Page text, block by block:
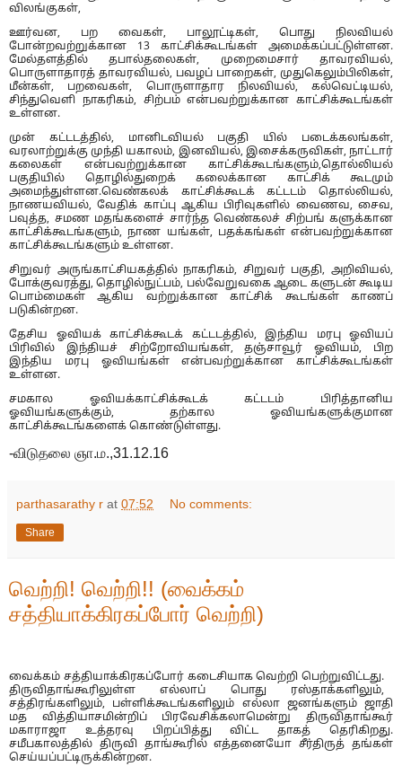
விலங்குகள்,
ஊர்வன, பற வைகள், பாலூட்டிகள், பொது நிலவியல்
போன்றவற்றுக்கான 13 காட்சிக்கூடங்கள் அமைக்கப்பட்டுள்ளன.
மேல்தளத்தில் தபால்தலைகள், முறைமைசார் தாவரவியல்,
பொருளாதாரத் தாவரவியல், பவழப் பாறைகள், முதுகெலும்பிலிகள்,
மீன்கள், பறவைகள், பொருளாதார நிலவியல், கல்வெட்டியல்,
சிந்துவெளி நாகரிகம், சிற்பம் என்பவற்றுக்கான காட்சிக்கூடங்கள்
உள்ளன.
முன் கட்டடத்தில், மானிடவியல் பகுதி யில் படைக்கலங்கள்,
வரலாற்றுக்கு முந்தி யகாலம், இனவியல், இசைக்கருவிகள், நாட்டார்
கலைகள் என்பவற்றுக்கான காட்சிக்கூடங்களும்,தொல்லியல்
பகுதியில் தொழில்துறைக் கலைக்கான காட்சிக் கூடமும்
அமைந்துள்ளன.வெண்கலக் காட்சிக்கூடக் கட்டடம் தொல்லியல்,
நாணயவியல், வேதிக் காப்பு ஆகிய பிரிவுகளில் வைணவ, சைவ,
பவுத்த, சமண மதங்களைச் சார்ந்த வெண்கலச் சிற்பங் களுக்கான
காட்சிக்கூடங்களும், நாண யங்கள், பதக்கங்கள் என்பவற்றுக்கான
காட்சிக்கூடங்களும் உள்ளன.
சிறுவர் அருங்காட்சியகத்தில் நாகரிகம், சிறுவர் பகுதி, அறிவியல்,
போக்குவரத்து, தொழில்நுட்பம், பல்வேறுவகை ஆடை களுடன் கூடிய
பொம்மைகள் ஆகிய வற்றுக்கான காட்சிக் கூடங்கள் காணப்
படுகின்றன.
தேசிய ஓவியக் காட்சிக்கூடக் கட்டடத்தில், இந்திய மரபு ஓவியப்
பிரிவில் இந்தியச் சிற்றோவியங்கள், தஞ்சாவூர் ஓவியம், பிற
இந்திய மரபு ஓவியங்கள் என்பவற்றுக்கான காட்சிக்கூடங்கள்
உள்ளன.
சமகால ஓவியக்காட்சிக்கூடக் கட்டடம் பிரித்தானிய
ஓவியங்களுக்கும், தற்கால ஓவியங்களுக்குமான
காட்சிக்கூடங்களைக் கொண்டுள்ளது.
-விடுதலை ஞா.ம.,31.12.16
parthasarathy r at 07:52 No comments:
Share
வெற்றி! வெற்றி!! (வைக்கம்
சத்தியாக்கிரகப்போர் வெற்றி)
வைக்கம் சத்தியாக்கிரகப்போர் கடைசியாக வெற்றி பெற்றுவிட்டது.
திருவிதாங்கூரிலுள்ள எல்லாப் பொது ரஸ்தாக்களிலும்,
சத்திரங்களிலும், பள்ளிக்கூடங்களிலும் எல்லா ஜனங்களும் ஜாதி
மத வித்தியாசமின்றிப் பிரவேசிக்கலாமென்று திருவிதாங்கூர்
மகாராஜா உத்தரவு பிறப்பித்து விட்ட தாகத் தெரிகிறது.
சமீபகாலத்தில் திருவி தாங்கூரில் எத்தனையோ சீர்திருத் தங்கள்
செய்யப்பட்டிருக்கின்றன.